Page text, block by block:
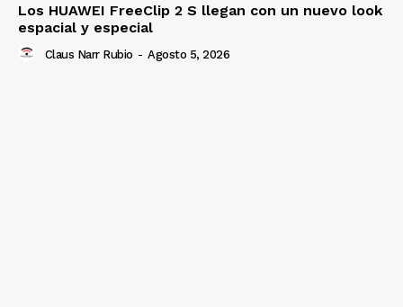
Los HUAWEI FreeClip 2 S llegan con un nuevo look
espacial y especial
Claus Narr Rubio - Agosto 5, 2026